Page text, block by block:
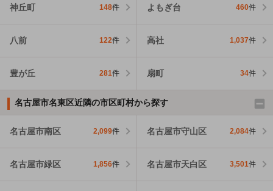
神丘町 148件 よもぎ台 460件
八前 122件 高社 1,037件
豊が丘 281件 扇町 34件
名古屋市名東区近隣の市区町村から探す
名古屋市南区 2,099件 名古屋市守山区 2,084件
名古屋市緑区 1,856件 名古屋市天白区 3,501件